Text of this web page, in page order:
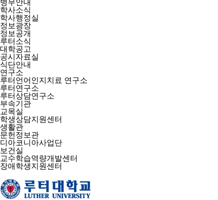
병무안내
학사소식
학사행정실
정보광장
정보공개
루터소식
대학공고
공시자료실
식단안내
연구소
루터언어인지치료 연구소
루터연구소
루터상담연구소
부속기관
교목실
학생상담지원센터
생활관
문헌정보관
디아코니아사업단
보건실
교수학습역량개발센터
장애학생지원센터